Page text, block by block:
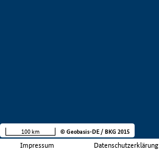
Impressum Datenschutzerklärung
100 km © Geobasis-DE / BKG 2015